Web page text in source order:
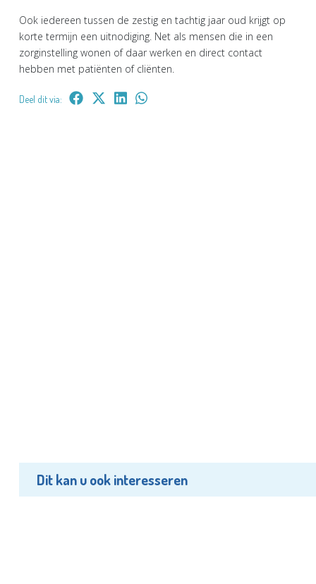
Ook iedereen tussen de zestig en tachtig jaar oud krijgt op
korte termijn een uitnodiging. Net als mensen die in een
zorginstelling wonen of daar werken en direct contact
hebben met patiënten of cliënten.
Deel dit via:
Dit kan u ook interesseren